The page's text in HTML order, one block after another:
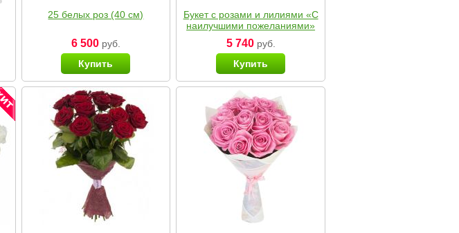
25 белых роз (40 см)
6 500руб.
Купить
Букет с розами и лилиями «С
наилучшими пожеланиями»
5 740руб.
Купить